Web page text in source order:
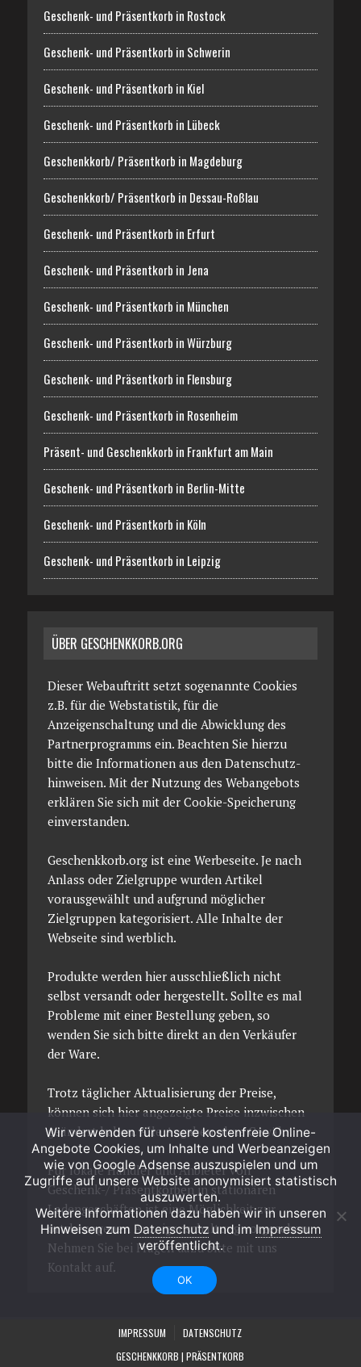
Geschenk- und Präsentkorb in Rostock
Geschenk- und Präsentkorb in Schwerin
Geschenk- und Präsentkorb in Kiel
Geschenk- und Präsentkorb in Lübeck
Geschenkkorb/ Präsentkorb in Magdeburg
Geschenkkorb/ Präsentkorb in Dessau-Roßlau
Geschenk- und Präsentkorb in Erfurt
Geschenk- und Präsentkorb in Jena
Geschenk- und Präsentkorb in München
Geschenk- und Präsentkorb in Würzburg
Geschenk- und Präsentkorb in Flensburg
Geschenk- und Präsentkorb in Rosenheim
Präsent- und Geschenkkorb in Frankfurt am Main
Geschenk- und Präsentkorb in Berlin-Mitte
Geschenk- und Präsentkorb in Köln
Geschenk- und Präsentkorb in Leipzig
ÜBER GESCHENKKORB.ORG
Dieser Webauftritt setzt sogenannte Cookies
z.B. für die Webstatistik, für die
Anzeigenschaltung und die Abwicklung des
Partnerprogramms ein. Beachten Sie hierzu
bitte die Informationen aus den Datenschutz­
hinweisen. Mit der Nutzung des Webangebots
erklären Sie sich mit der Cookie-Speicherung
einverstanden.
Geschenkkorb.org ist eine Werbeseite. Je nach
Anlass oder Zielgruppe wurden Artikel
vorausgewählt und aufgrund möglicher
Zielgruppen kategorisiert. Alle Inhalte der
Webseite sind werblich.
Produkte werden hier ausschließlich nicht
selbst versandt oder hergestellt. Sollte es mal
Probleme mit einer Bestellung geben, so
wenden Sie sich bitte direkt an den Verkäufer
der Ware.
Trotz täglicher Aktualisierung der Preise,
können sich hier angezeigte Preise inzwischen
geändert haben. Alle Angaben ohne Gewähr.
Für lokale Händler und Anbieter von
Geschenk-/ Präsentkörben in stationären
Ladengeschäften ist eine Möglichkeit zur
ortsbezogenen Anzeigenschaltung vorgesehen.
Nehmen Sie bei Fragen dazu bitte mit uns
Kontakt auf.
IMPRESSUM
DATENSCHUTZ
GESCHENKKORB | PRÄSENTKORB
Wir verwenden für unsere kostenfreie Online-
Angebote Cookies, um Inhalte und Werbeanzeigen
wie von Google Adsense auszuspielen und um
Zugriffe auf unsere Website anonymisiert statistisch
auszuwerten.
Weitere Informationen dazu haben wir in unseren
Hinweisen zum Datenschutzund imImpressum
veröffentlicht.
OK